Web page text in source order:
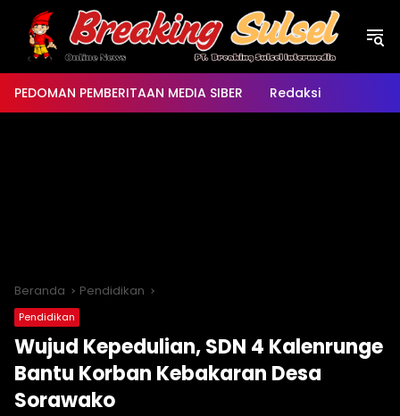
Langsung
konten
PEDOMAN PEMBERITAAN MEDIA SIBER Redaksi
Beranda Pendidikan
Pendidikan
Wujud Kepedulian, SDN 4 Kalenrunge
Bantu Korban Kebakaran Desa
Sorawako